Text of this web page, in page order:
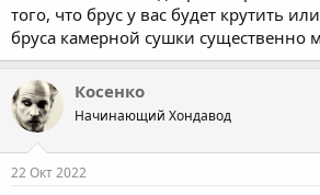
того, что брус у вас будет крутить
бруса камерной сушки существенно
Косенко
Начинающий Хондавод
22 Окт 2022